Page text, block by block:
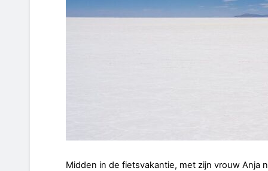
Midden in de fietsvakantie, met zijn vrouw Anja